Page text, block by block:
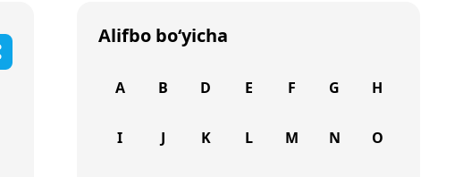
Alifbo bo‘yicha
A B D E F G H
I J K L M N O